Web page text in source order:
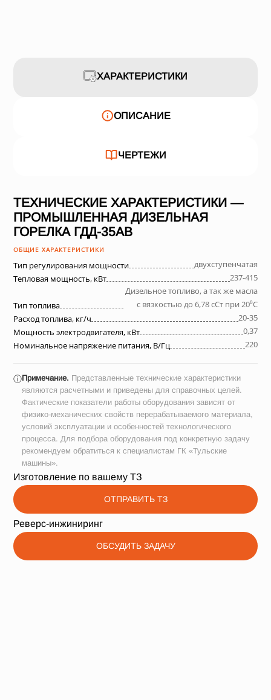
ХАРАКТЕРИСТИКИ
ОПИСАНИЕ
ЧЕРТЕЖИ
ТЕХНИЧЕСКИЕ ХАРАКТЕРИСТИКИ —
ПРОМЫШЛЕННАЯ ДИЗЕЛЬНАЯ
ГОРЕЛКА ГДД-35АВ
ОБЩИЕ ХАРАКТЕРИСТИКИ
Тип регулирования мощности
двухступенчатая
Тепловая мощность, кВт
237-415
Тип топлива
Дизельное топливо, а так же масла
с вязкостью до 6,78 сСт при 20⁰С
Расход топлива, кг/ч
20-35
Мощность электродвигателя, кВт
0,37
Номинальное напряжение питания, В/Гц
220
ⓘПримечание. Представленные технические характеристики
являются расчетными и приведены для справочных целей.
Фактические показатели работы оборудования зависят от
физико-механических свойств перерабатываемого материала,
условий эксплуатации и особенностей технологического
процесса. Для подбора оборудования под конкретную задачу
рекомендуем обратиться к специалистам ГК «Тульские
машины».
Изготовление по вашему ТЗ
ОТПРАВИТЬ ТЗ
Реверс-инжиниринг
ОБСУДИТЬ ЗАДАЧУ